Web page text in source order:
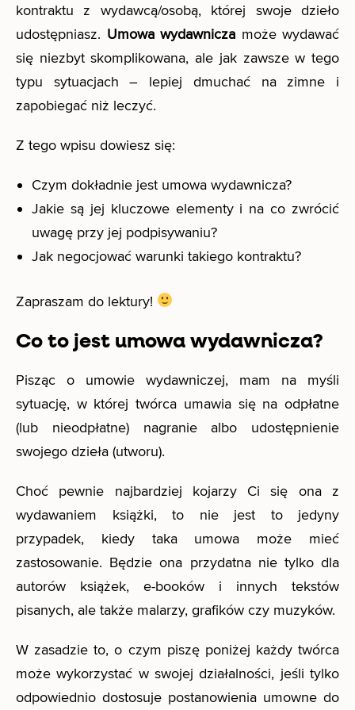
kontraktu z wydawcą/osobą, której swoje dzieło
udostępniasz. Umowa wydawnicza może wydawać
się niezbyt skomplikowana, ale jak zawsze w tego
typu sytuacjach – lepiej dmuchać na zimne i
zapobiegać niż leczyć.
Z tego wpisu dowiesz się:
Czym dokładnie jest umowa wydawnicza?
Jakie są jej kluczowe elementy i na co zwrócić
uwagę przy jej podpisywaniu?
Jak negocjować warunki takiego kontraktu?
Zapraszam do lektury!
Co to jest umowa wydawnicza?
Pisząc o umowie wydawniczej, mam na myśli
sytuację, w której twórca umawia się na odpłatne
(lub nieodpłatne) nagranie albo udostępnienie
swojego dzieła (utworu).
Choć pewnie najbardziej kojarzy Ci się ona z
wydawaniem książki, to nie jest to jedyny
przypadek, kiedy taka umowa może mieć
zastosowanie. Będzie ona przydatna nie tylko dla
autorów książek, e-booków i innych tekstów
pisanych, ale także malarzy, grafików czy muzyków.
W zasadzie to, o czym piszę poniżej każdy twórca
może wykorzystać w swojej działalności, jeśli tylko
odpowiednio dostosuje postanowienia umowne do